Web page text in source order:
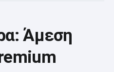
στο χέρι, ένιωσα ότι